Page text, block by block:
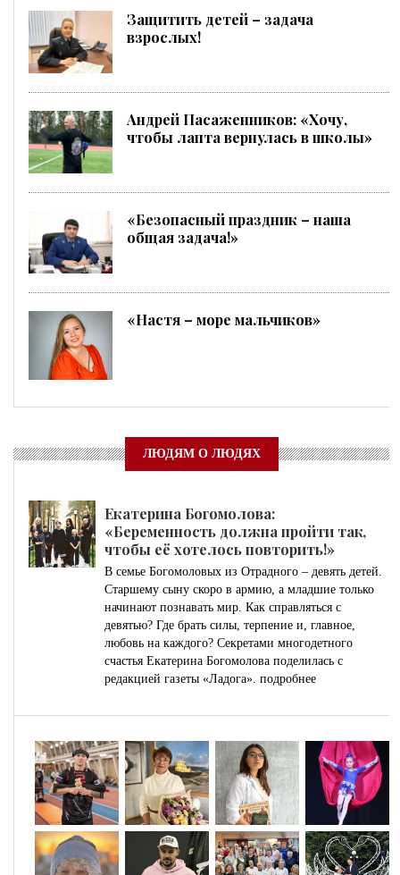
Защитить детей – задача
взрослых!
Андрей Пасаженников: «Хочу,
чтобы лапта вернулась в школы»
«Безопасный праздник – наша
общая задача!»
«Настя – море мальчиков»
ЛЮДЯМ О ЛЮДЯХ
Екатерина Богомолова:
«Беременность должна пройти так,
чтобы её хотелось повторить!»
В семье Богомоловых из Отрадного – девять детей.
Старшему сыну скоро в армию, а младшие только
начинают познавать мир. Как справляться с
девятью? Где брать силы, терпение и, главное,
любовь на каждого? Секретами многодетного
счастья Екатерина Богомолова поделилась с
редакцией газеты «Ладога». подробнее